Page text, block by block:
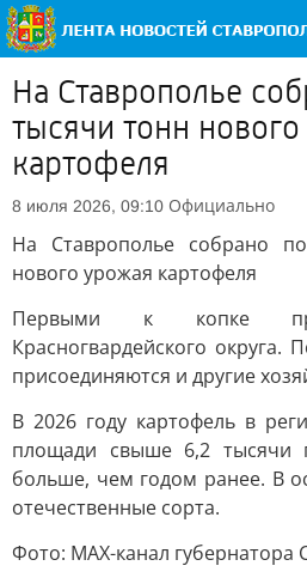
На Ставрополье
тысячи тонн
картофеля
8 июля 2026, 09:10 Официально
На Ставрополье собрано
нового урожая картофеля
Первыми к копке
Красногвардейского округа.
присоединяются и другие
В 2026 году картофель в
площади свыше 6,2 тысячи
больше, чем годом ранее. В
отечественные сорта.
Фото: МАХ-канал губернатора